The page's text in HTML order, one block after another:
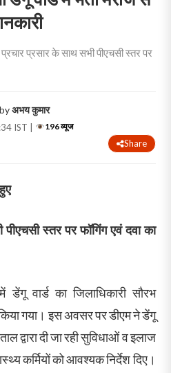
प्रसार के साथ सभी पीएचसी स्तर पर
अभय कुमार
IST | 196 व्यूज
Share
स्तर पर फॉगिंग एवं दवा का
वार्ड का जिलाधिकारी सौरभ
किया गया। इस अवसर पर डीएम ने डेंगू
द्वारा दी जा रही सुविधाओं व इलाज
कर्मियों को आवश्यक निर्देश दिए।